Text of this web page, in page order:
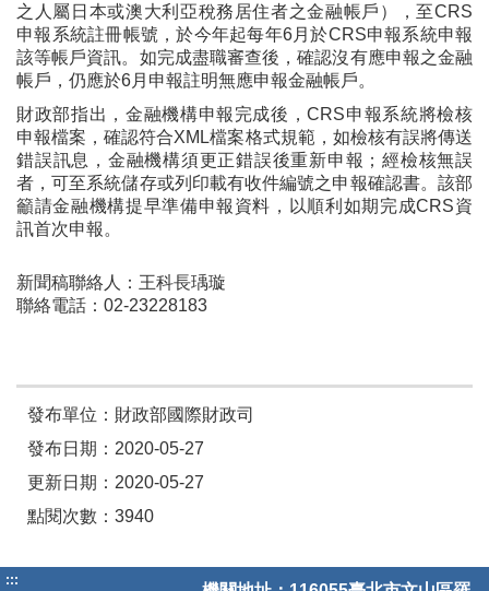
之人屬日本或澳大利亞稅務居住者之金融帳戶），至CRS
申報系統註冊帳號，於今年起每年6月於CRS申報系統申報
該等帳戶資訊。如完成盡職審查後，確認沒有應申報之金融
帳戶，仍應於6月申報註明無應申報金融帳戶。
財政部指出，金融機構申報完成後，CRS申報系統將檢核
申報檔案，確認符合XML檔案格式規範，如檢核有誤將傳送
錯誤訊息，金融機構須更正錯誤後重新申報；經檢核無誤
者，可至系統儲存或列印載有收件編號之申報確認書。該部
籲請金融機構提早準備申報資料，以順利如期完成CRS資
訊首次申報。
新聞稿聯絡人：王科長瑀璇
聯絡電話：02-23228183
發布單位：財政部國際財政司
發布日期：2020-05-27
更新日期：2020-05-27
點閱次數：3940
:::